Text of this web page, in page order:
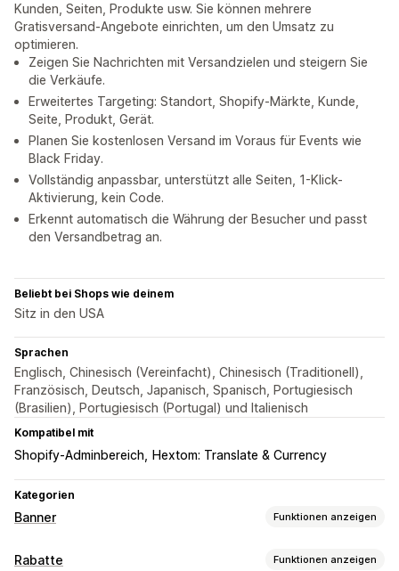
Kunden, Seiten, Produkte usw. Sie können mehrere
Gratisversand-Angebote einrichten, um den Umsatz zu
optimieren.
Zeigen Sie Nachrichten mit Versandzielen und steigern Sie
die Verkäufe.
Erweitertes Targeting: Standort, Shopify-Märkte, Kunde,
Seite, Produkt, Gerät.
Planen Sie kostenlosen Versand im Voraus für Events wie
Black Friday.
Vollständig anpassbar, unterstützt alle Seiten, 1-Klick-
Aktivierung, kein Code.
Erkennt automatisch die Währung der Besucher und passt
den Versandbetrag an.
Beliebt bei Shops wie deinem
Sitz in den USA
Sprachen
Englisch, Chinesisch (Vereinfacht), Chinesisch (Traditionell),
Französisch, Deutsch, Japanisch, Spanisch, Portugiesisch
(Brasilien), Portugiesisch (Portugal) und Italienisch
Kompatibel mit
Shopify-Adminbereich Hextom: Translate & Currency
Kategorien
Banner Funktionen anzeigen
Bannertyp
Rabatte Funktionen anzeigen